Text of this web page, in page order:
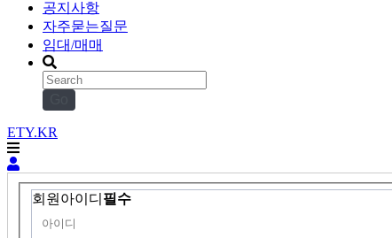
공지사항
자주묻는질문
임대/매매
ETY.KR
회원아이디 필수